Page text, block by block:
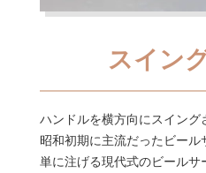
スイン
ハンドルを横方向にスイング
昭和初期に主流だったビー
単に注げる現代式のビール